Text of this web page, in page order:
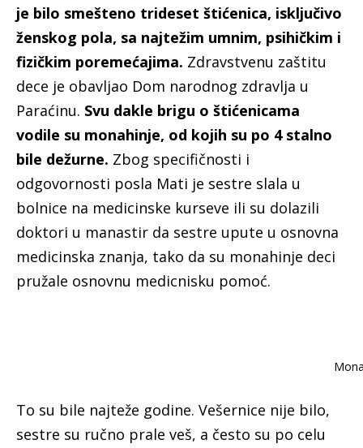
je bilo smešteno trideset štićenica, isključivo
ženskog pola, sa najtežim umnim, psihičkim i
fizičkim poremećajima. Zdravstvenu zaštitu
dece je obavljao Dom narodnog zdravlja u
Paraćinu. Svu dakle brigu o štićenicama
vodile su monahinje, od kojih su po 4 stalno
bile dežurne. Zbog specifičnosti i
odgovornosti posla Mati je sestre slala u
bolnice na medicinske kurseve ili su dolazili
doktori u manastir da sestre upute u osnovna
medicinska znanja, tako da su monahinje deci
pružale osnovnu medicnisku pomoć.
To su bile najteže godine. Vešernice nije bilo,
sestre su ručno prale veš, a često su po celu